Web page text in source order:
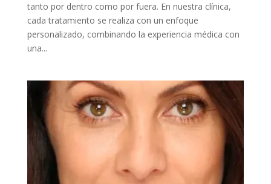
tanto por dentro como por fuera. En nuestra clínica,
cada tratamiento se realiza con un enfoque
personalizado, combinando la experiencia médica con
una...